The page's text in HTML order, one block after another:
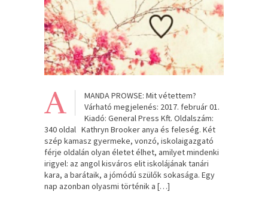
A
MANDA PROWSE: Mit vétettem?
Várható megjelenés: 2017. február 01.
Kiadó: General Press Kft. Oldalszám:
340 oldal Kathryn Brooker anya és feleség. Két
szép kamasz gyermeke, vonzó, iskolaigazgató
férje oldalán olyan életet élhet, amilyet mindenki
irigyel: az angol kisváros elit iskolájának tanári
kara, a barátaik, a jómódú szülők sokasága. Egy
nap azonban olyasmi történik a […]